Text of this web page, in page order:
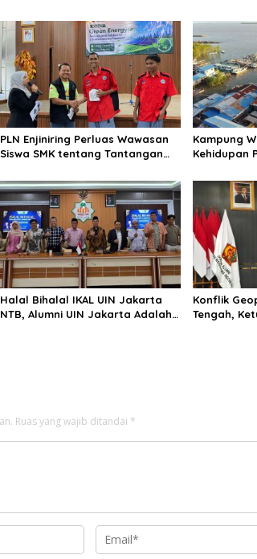
PLN Enjiniring Perluas Wawasan
Siswa SMK tentang Tantangan
Kampung
Kehidupan
Tengah
Halal Bihalal IKAL UIN Jakarta
NTB, Alumni UIN Jakarta Adalah
Konflik
Tengah,
Ruas yang wajib ditandai *